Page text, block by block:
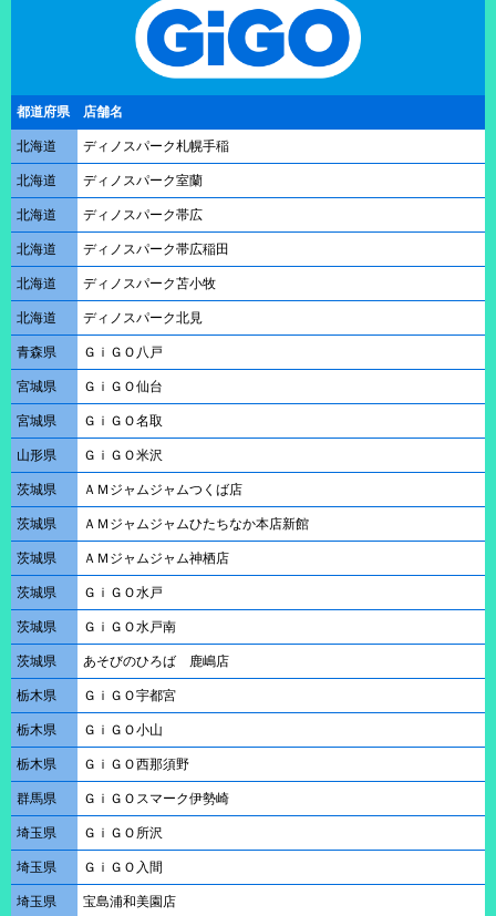
都道府県 店舗名
北海道 ディノスパーク札幌手稲
北海道 ディノスパーク室蘭
北海道 ディノスパーク帯広
北海道 ディノスパーク帯広稲田
北海道 ディノスパーク苫小牧
北海道 ディノスパーク北見
青森県 ＧｉＧＯ八戸
宮城県 ＧｉＧＯ仙台
宮城県 ＧｉＧＯ名取
山形県 ＧｉＧＯ米沢
茨城県 ＡＭジャムジャムつくば店
茨城県 ＡＭジャムジャムひたちなか本店新館
茨城県 ＡＭジャムジャム神栖店
茨城県 ＧｉＧＯ水戸
茨城県 ＧｉＧＯ水戸南
茨城県 あそびのひろば 鹿嶋店
栃木県 ＧｉＧＯ宇都宮
栃木県 ＧｉＧＯ小山
栃木県 ＧｉＧＯ西那須野
群馬県 ＧｉＧＯスマーク伊勢崎
埼玉県 ＧｉＧＯ所沢
埼玉県 ＧｉＧＯ入間
埼玉県 宝島浦和美園店